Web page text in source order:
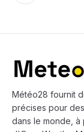
Météo28 fournit
précises pour
dans le monde,